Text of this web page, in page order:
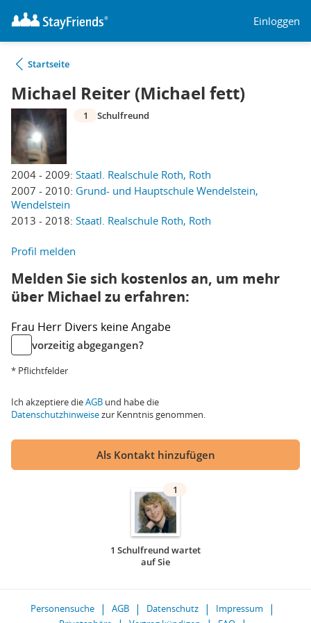
Einloggen
Startseite
Michael Reiter (Michael fett)
2004 - 2009: Staatl. Realschule Roth, Roth
2007 - 2010: Grund- und Hauptschule Wendelstein,
Wendelstein
2013 - 2018: Staatl. Realschule Roth, Roth
1 Schulfreund
Profil melden
Melden Sie sich kostenlos an, um mehr
über Michael zu erfahren:
Frau Herr Divers keine Angabe
vorzeitig abgegangen?
* Pflichtfelder
Ich akzeptiere dieAGB und habe die
Datenschutzhinweisezur Kenntnis genommen.
Als Kontakt hinzufügen
1
1 Schulfreund wartet
auf Sie
Personensuche AGB Datenschutz
Impressum